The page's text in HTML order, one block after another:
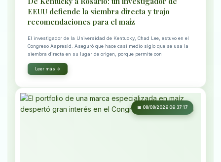
EEUU defiende la siembra directa y trajo
recomendaciones para el maíz
El investigador de la Universidad de Kentucky, Chad Lee, estuvo en el
Congreso Aapresid. Aseguró que hace casi medio siglo que se usa la
siembra directa en su lugar de origen, porque permite con
Leer más →
📅 08/08/2026 06:37:17